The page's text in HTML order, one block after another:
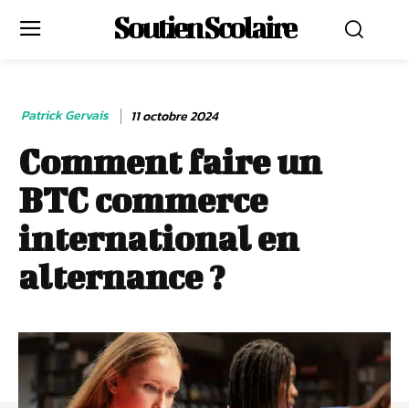
Soutien Scolaire
Patrick Gervais 11 octobre 2024
Comment faire un
BTC commerce
international en
alternance ?